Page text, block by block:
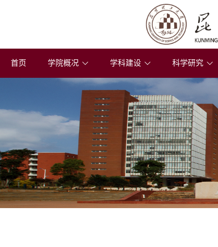
首页 学院概况 学科建设 科学研究